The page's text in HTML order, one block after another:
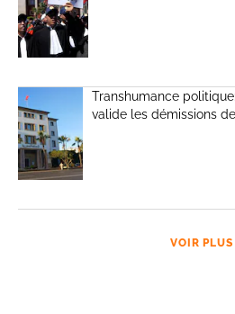
Transhumance
valide les démissions
VOIR PLUS